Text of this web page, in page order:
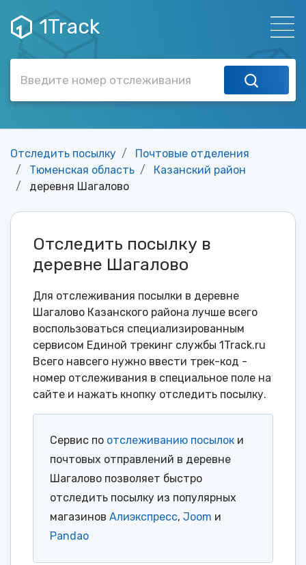
1Track
Отследить посылку
Почтовые отделения
Тюменская область
Казанский район
деревня Шагалово
Отследить посылку в
деревне Шагалово
Для отслеживания посылки в деревне
Шагалово Казанского района лучше всего
воспользоваться специализированным
сервисом Единой трекинг службы 1Track.ru
Всего навсего нужно ввести трек-код -
номер отслеживания в специальное поле на
сайте и нажать кнопку отследить посылку.
Сервис по отслеживанию посылок и
почтовых отправлений в деревне
Шагалово позволяет быстро
отследить посылку из популярных
магазинов Алиэкспресс, Joom и
Pandao